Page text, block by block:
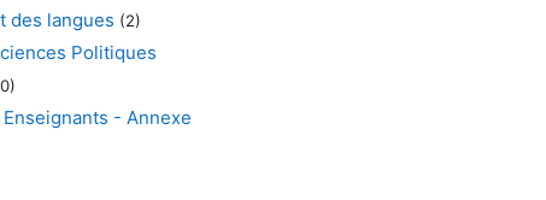
des langues (2)
Politiques
- Annexe